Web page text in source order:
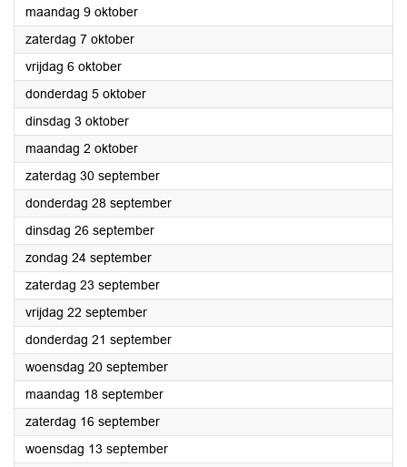
maandag 9 oktober2023
zaterdag 7 oktober2023
vrijdag 6 oktober2023
donderdag 5 oktober2023
dinsdag 3 oktober2023
maandag 2 oktober2023
zaterdag 30 september2023
donderdag 28 september2023
dinsdag 26 september2023
zondag 24 september2023
zaterdag 23 september2023
vrijdag 22 september2023
donderdag 21 september2023
woensdag 20 september2023
maandag 18 september2023
zaterdag 16 september2023
woensdag 13 september2023